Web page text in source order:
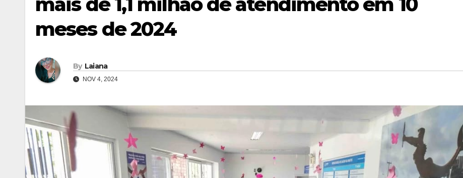
meses de 2024
By Laiana
NOV 4, 2024